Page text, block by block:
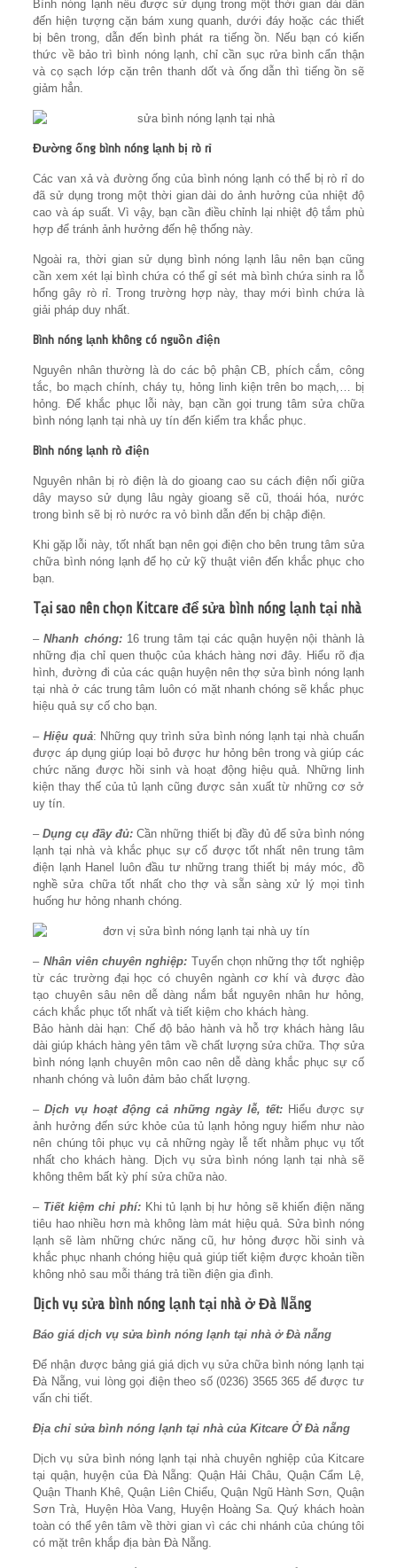
Bình nóng lạnh nếu được sử dụng trong một thời gian dài dẫn
đến hiện tượng cặn bám xung quanh, dưới đáy hoặc các thiết
bị bên trong, dẫn đến bình phát ra tiếng ồn. Nếu bạn có kiến
thức về bảo trì bình nóng lạnh, chỉ cần sục rửa bình cẩn thận
và cọ sạch lớp cặn trên thanh dốt và ống dẫn thì tiếng ồn sẽ
giảm hẳn.
Đường ống bình nóng lạnh bị rò rỉ
Các van xả và đường ống của bình nóng lạnh có thể bị rò rỉ do
đã sử dụng trong một thời gian dài do ảnh hưởng của nhiệt độ
cao và áp suất. Vì vậy, bạn cần điều chỉnh lại nhiệt độ tắm phù
hợp để tránh ảnh hưởng đến hệ thống này.
Ngoài ra, thời gian sử dụng bình nóng lạnh lâu nên bạn cũng
cần xem xét lại bình chứa có thể gỉ sét mà bình chứa sinh ra lỗ
hổng gây rò rỉ. Trong trường hợp này, thay mới bình chứa là
giải pháp duy nhất.
Bình nóng lạnh không có nguồn điện
Nguyên nhân thường là do các bộ phận CB, phích cắm, công
tắc, bo mạch chính, cháy tụ, hỏng linh kiện trên bo mạch,… bị
hỏng. Để khắc phục lỗi này, bạn cần gọi trung tâm sửa chữa
bình nóng lạnh tại nhà uy tín đến kiểm tra khắc phục.
Bình nóng lạnh rò điện
Nguyên nhân bị rò điện là do gioang cao su cách điện nối giữa
dây mayso sử dụng lâu ngày gioang sẽ cũ, thoái hóa, nước
trong bình sẽ bị rò nước ra vỏ bình dẫn đến bị chập điện.
Khi gặp lỗi này, tốt nhất bạn nên gọi điện cho bên trung tâm sửa
chữa bình nóng lạnh để họ cử kỹ thuật viên đến khắc phục cho
bạn.
Tại sao nên chọn Kitcare để sửa bình nóng lạnh tại nhà
–Nhanh chóng:16 trung tâm tại các quận huyện nội thành là
những địa chỉ quen thuộc của khách hàng nơi đây. Hiểu rõ địa
hình, đường đi của các quận huyện nên thợ sửa bình nóng lạnh
tại nhà ở các trung tâm luôn có mặt nhanh chóng sẽ khắc phục
hiệu quả sự cố cho bạn.
– Hiệu quả: Những quy trình sửa bình nóng lạnh tại nhà chuẩn
được áp dụng giúp loại bỏ được hư hỏng bên trong và giúp các
chức năng được hồi sinh và hoạt động hiệu quả. Những linh
kiện thay thế của tủ lạnh cũng được sản xuất từ những cơ sở
uy tín.
–Dụng cụ đầy đủ: Cần những thiết bị đầy đủ để sửa bình nóng
lạnh tại nhà và khắc phục sự cố được tốt nhất nên trung tâm
điện lạnh Hanel luôn đầu tư những trang thiết bị máy móc, đồ
nghề sửa chữa tốt nhất cho thợ và sẵn sàng xử lý mọi tình
huống hư hỏng nhanh chóng.
– Nhân viên chuyên nghiệp: Tuyển chọn những thợ tốt nghiệp
từ các trường đại học có chuyên ngành cơ khí và được đào
tạo chuyên sâu nên dễ dàng nắm bắt nguyên nhân hư hỏng,
cách khắc phục tốt nhất và tiết kiệm cho khách hàng.
Bảo hành dài hạn: Chế độ bảo hành và hỗ trợ khách hàng lâu
dài giúp khách hàng yên tâm về chất lượng sửa chữa. Thợ sửa
bình nóng lạnh chuyên môn cao nên dễ dàng khắc phục sự cố
nhanh chóng và luôn đảm bảo chất lượng.
–Dịch vụ hoạt động cả những ngày lễ, tết:Hiểu được sự
ảnh hưởng đến sức khỏe của tủ lạnh hỏng nguy hiểm như nào
nên chúng tôi phục vụ cả những ngày lễ tết nhằm phục vụ tốt
nhất cho khách hàng. Dịch vụ sửa bình nóng lạnh tại nhà sẽ
không thêm bất kỳ phí sửa chữa nào.
– Tiết kiệm chi phí:Khi tủ lạnh bị hư hỏng sẽ khiến điện năng
tiêu hao nhiều hơn mà không làm mát hiệu quả. Sửa bình nóng
lạnh sẽ làm những chức năng cũ, hư hỏng được hồi sinh và
khắc phục nhanh chóng hiệu quả giúp tiết kiệm được khoản tiền
không nhỏ sau mỗi tháng trả tiền điện gia đình.
Dịch vụ sửa bình nóng lạnh tại nhà ở Đà Nẵng
Báo giá dịch vụ sửa bình nóng lạnh tại nhà ở Đà nẵng
Để nhận được bảng giá giá dịch vụ sửa chữa bình nóng lạnh tại
Đà Nẵng, vui lòng gọi điện theo số (0236) 3565 365 để được tư
vấn chi tiết‬.
Địa chỉ sửa bình nóng lạnh tại nhà của Kitcare Ở Đà nẵng
Dịch vụ sửa bình nóng lạnh tại nhà chuyên nghiệp của Kitcare
tại quận, huyện của Đà Nẵng: Quận Hải Châu, Quận Cẩm Lệ,
Quận Thanh Khê, Quận Liên Chiểu, Quận Ngũ Hành Sơn, Quận
Sơn Trà, Huyện Hòa Vang, Huyện Hoàng Sa. Quý khách hoàn
toàn có thể yên tâm về thời gian vì các chi nhánh của chúng tôi
có mặt trên khắp địa bàn Đà Nẵng.